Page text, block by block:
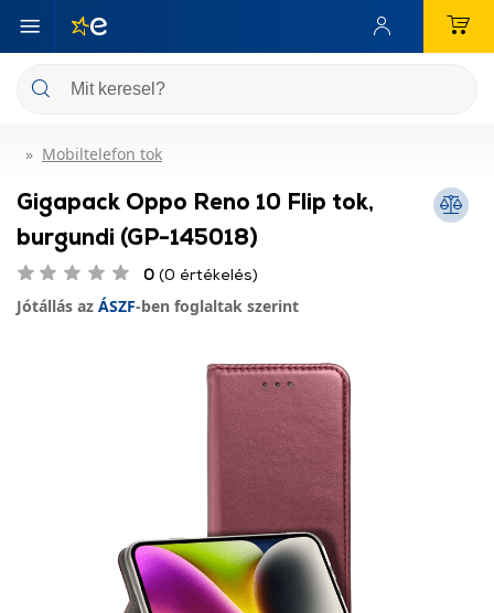
Mobiltelefon tok
Gigapack Oppo Reno 10 Flip tok,
burgundi (GP-145018)
0 (0 értékelés)
Jótállás az ÁSZF-ben foglaltak szerint